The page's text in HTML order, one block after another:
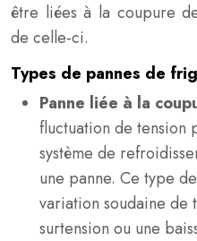
être liées à la coupure
de celle-ci.
Types de pannes de
Panne liée à la
fluctuation de tension
système de
une panne. Ce type
variation soudaine de
surtension ou une